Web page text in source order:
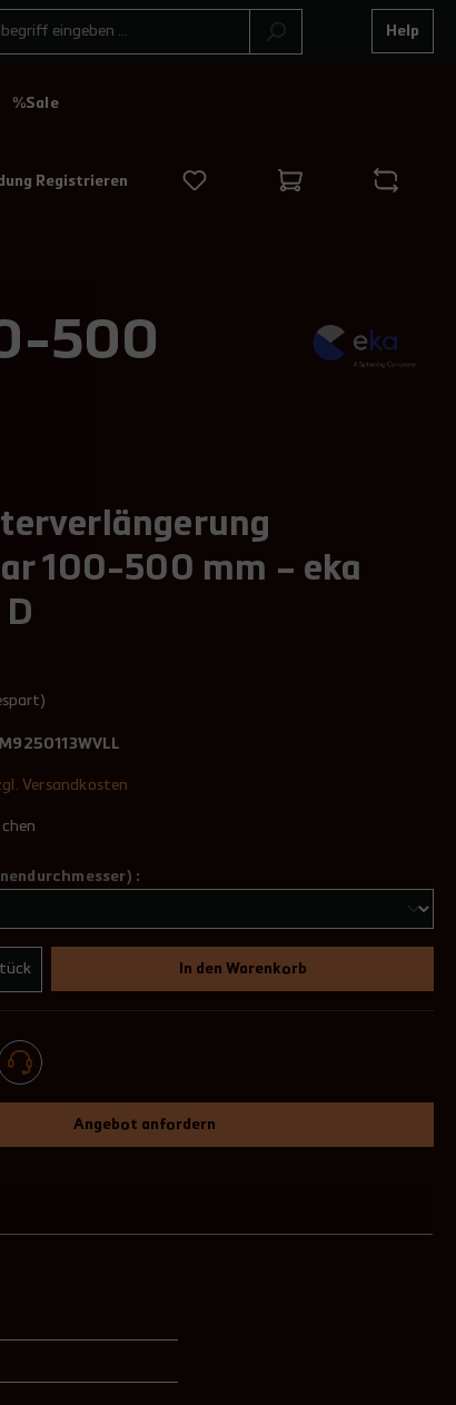
Help
%Sale
Registrieren
500
100-500 mm – eka
Versandkosten
:
In den Warenkorb
Angebot anfordern